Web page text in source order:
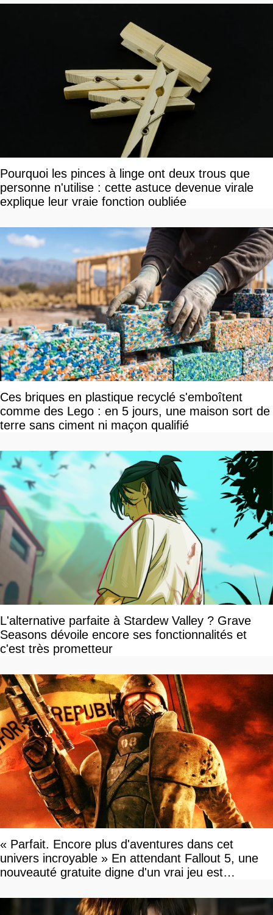
Pourquoi les pinces à linge ont deux trous que
personne n'utilise : cette astuce devenue virale
explique leur vraie fonction oubliée
Ces briques en plastique recyclé s'emboîtent
comme des Lego : en 5 jours, une maison sort de
terre sans ciment ni maçon qualifié
L'alternative parfaite à Stardew Valley ? Grave
Seasons dévoile encore ses fonctionnalités et
c'est très prometteur
« Parfait. Encore plus d'aventures dans cet
univers incroyable » En attendant Fallout 5, une
nouveauté gratuite digne d'un vrai jeu est